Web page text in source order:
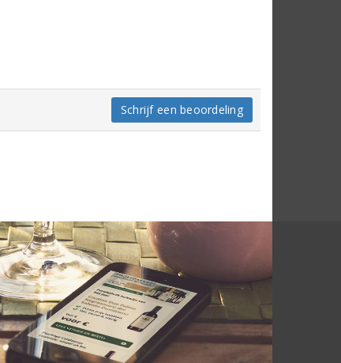
Schrijf een beoordeling